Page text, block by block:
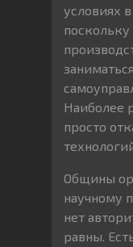
условиях
Наиболее
просто
Общины
научному
нет
равны.